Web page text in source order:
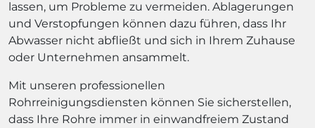
lassen, um Probleme zu vermeiden. Ablagerungen
und Verstopfungen können dazu führen, dass Ihr
Abwasser nicht abfließt und sich in Ihrem Zuhause
oder Unternehmen ansammelt.
Mit unseren professionellen
Rohrreinigungsdiensten können Sie sicherstellen,
dass Ihre Rohre immer in einwandfreiem Zustand